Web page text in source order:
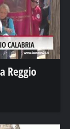
Reggio